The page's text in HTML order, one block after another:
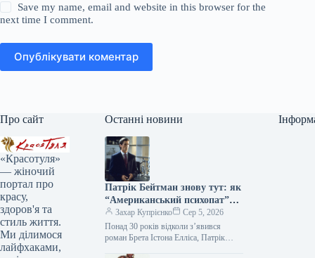
Save my name, email and website in this browser for the
next time I comment.
Опублікувати коментар
Про сайт
«Красотуля»
— жіночий
портал про
красу,
здоров'я та
стиль життя.
Ми ділимося
лайфхаками,
Останні новини
Патрік Бейтман знову тут: як
“Американський психопат”
продовжує впливати на стиль
Захар Купрієнко
Сер 5, 2026
Понад 30 років відколи з’явився
роман Брета Істона Елліса, Патрік